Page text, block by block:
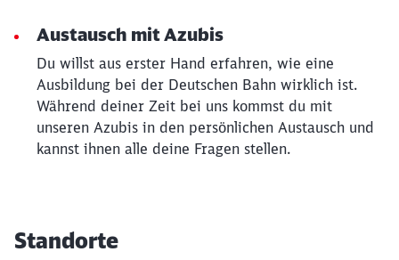
Austausch mit Azubis
Du willst aus erster Hand erfahren, wie eine
Ausbildung bei der Deutschen Bahn wirklich ist.
Während deiner Zeit bei uns kommst du mit
unseren Azubis in den persönlichen Austausch und
kannst ihnen alle deine Fragen stellen.
Standorte